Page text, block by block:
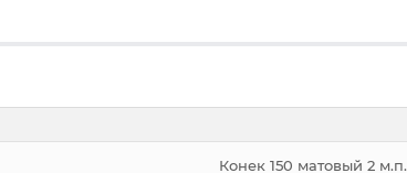
Конек 150 матовый 2 м.п.